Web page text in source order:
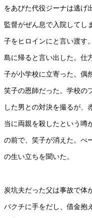
をあびた代役ジーナは逃げ
監督がぜん息で入院してし
子をヒロインにと言い渡す
島に帰ると言い出した。仕
子が小学校に立寄った。偶
笑子の恩師だった。学校の
した男との対決を撮るが、
当に両親を殺したという噂
の前で、笑子が消えた。べ
の生い立ちを聞いた。
炭坑夫だった父は事故で体
バクチに手をだし、借金抱